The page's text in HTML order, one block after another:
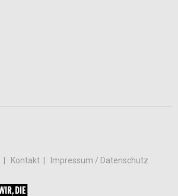
Kontakt Impressum / Datenschutz